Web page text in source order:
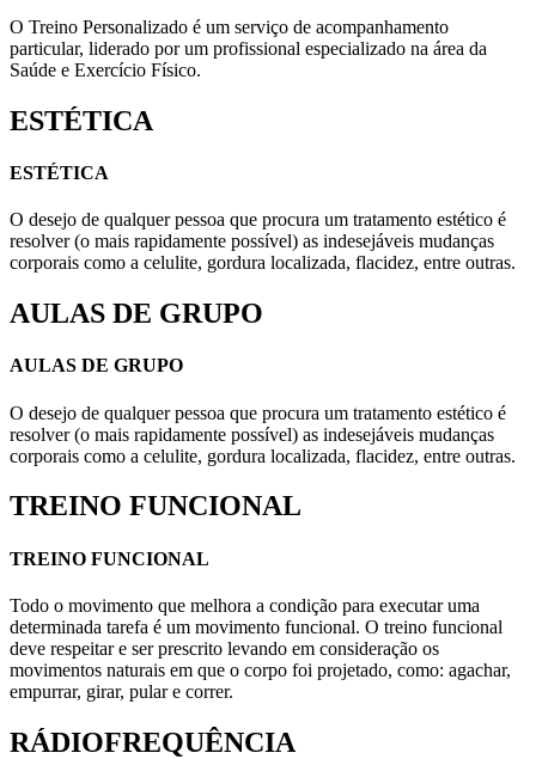
O Treino Personalizado é um serviço de acompanhamento
particular, liderado por um profissional especializado na área da
Saúde e Exercício Físico.
ESTÉTICA
ESTÉTICA
O desejo de qualquer pessoa que procura um tratamento estético é
resolver (o mais rapidamente possível) as indesejáveis mudanças
corporais como a celulite, gordura localizada, flacidez, entre outras.
AULAS DE GRUPO
AULAS DE GRUPO
O desejo de qualquer pessoa que procura um tratamento estético é
resolver (o mais rapidamente possível) as indesejáveis mudanças
corporais como a celulite, gordura localizada, flacidez, entre outras.
TREINO FUNCIONAL
TREINO FUNCIONAL
Todo o movimento que melhora a condição para executar uma
determinada tarefa é um movimento funcional. O treino funcional
deve respeitar e ser prescrito levando em consideração os
movimentos naturais em que o corpo foi projetado, como: agachar,
empurrar, girar, pular e correr.
RÁDIOFREQUÊNCIA